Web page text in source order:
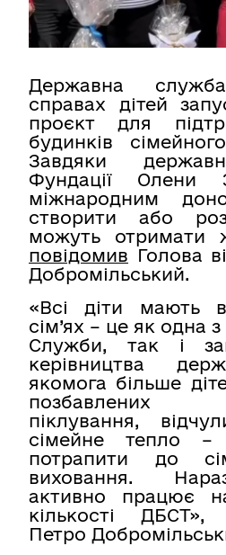
Українська
Державна
справах дітей
проєкт для
будинків
Завдяки
Фундації Олени
міжнародним
створити або
можуть отримати
повідомив Голова
Добромільський.
«Всі діти мають
сім’ях – це як одна
Служби, так і
керівництва
якомога більше
позбавлених
піклування,
сімейне тепло
потрапити до
виховання.
активно працює
кількості
Петро